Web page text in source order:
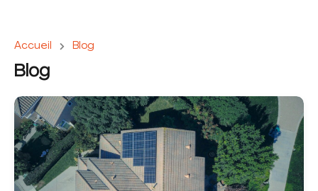
Accueil Blog
Blog